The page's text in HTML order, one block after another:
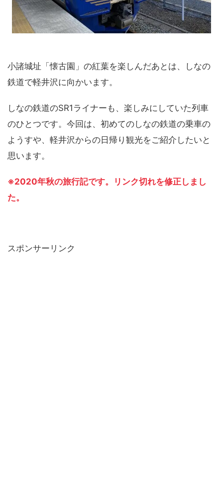
小諸城址「懐古園」の紅葉を楽しんだあとは、しなの
鉄道で軽井沢に向かいます。
しなの鉄道のSR1ライナーも、楽しみにしていた列車
のひとつです。今回は、初めてのしなの鉄道の乗車の
ようすや、軽井沢からの日帰り観光をご紹介したいと
思います。
※2020年秋の旅行記です。リンク切れを修正しまし
た。
スポンサーリンク